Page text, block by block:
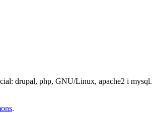
drupal, php, GNU/Linux, apache2 i mysql.
.